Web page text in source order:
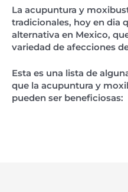
La acupuntura y
tradicionales, hoy en dia
alternativa en Mexico,
variedad de afecciones
Esta es una lista de
que la acupuntura y
pueden ser beneficiosas: